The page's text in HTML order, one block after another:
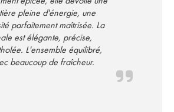
pleine d'énergie, une
parfaitement maîtrisée. La
est élégante, précise,
L'ensemble équilibré,
beaucoup de fraîcheur.